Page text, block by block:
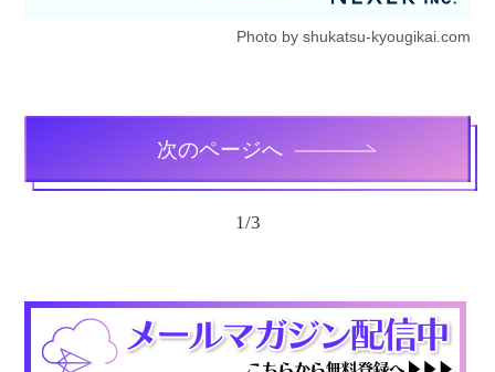
Photo by shukatsu-kyougikai.com
次のページへ
1/3